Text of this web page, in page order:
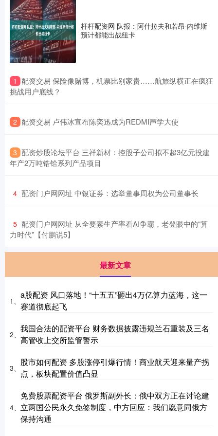
杆杆配资网 队报：阿什拉夫和若昂·内维斯
预计都能出战纽卡
1 ​配资交易 保险像赌博，机票比别家贵……航旅纵横正在疯狂
挑战用户底线？
2 ​配资交易 卢伟冰宣布陈奕迅成为REDMI声学大使
3 ​配资炒股论坛平台 三祥新材：控股子公司拟不超3亿元投建
年产2万吨锆铪系列产品项目
4 ​配资门户网网址 中银证券：选举董事周权为公司董事长
5 ​配资门户网网址 从全要素生产率看AI争霸，老登眼中的“算
力时代”【付鹏说5】
最新文章
1、
a股配资 风口落地！“十五五”砸出4万亿算力蓝海，这一
赛道彻底起飞
2、
我国合法的配资平台 财务数据披露违规兰石重装及三名
高管收上交所监管警示
3、
股市如何配资 多股涨停引爆行情！商业航天迎来量产拐
点，板块配置价值凸显
4、
免费股票配资平台 俄罗斯副外长：俄中双方正在讨论建
立两国公民永久免签制度，中方回应：我们愿意同俄方
保持沟通